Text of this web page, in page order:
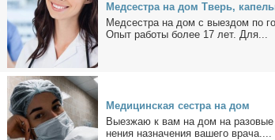
Мед­сест­ра на дом Тверь,
Мед­сест­ра на дом с вы­ез­дом по
Опыт ра­бо­ты бо­лее 17 лет. Для...
Ме­ди­цин­ская сест­ра на дом
Вы­ез­жаю к вам на дом на
не­ния на­зна­че­ния ва­ше­го вра­ча....